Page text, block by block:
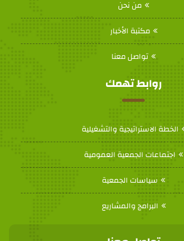
من نحن
مكتبة الأخبار
تواصل معنا
روابط تهمك
الخطة الاستراتيجية والتشغيلية
اجتماعات الجمعية العمومية
سياسات الجمعية
البرامج والمشاريع